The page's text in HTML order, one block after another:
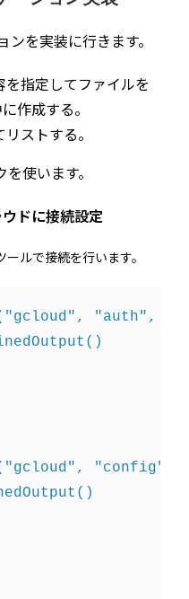
を実装に行きます。
指定してファイルを
作成する。
ストする。
使います。
ドに接続設定
ルで接続を行います。
"auth",